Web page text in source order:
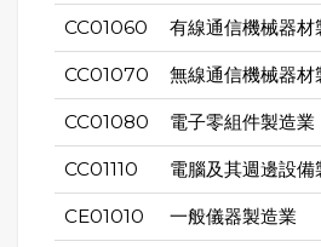
CC01060 有線通信機械器材
CC01070 無線通信機械器材
CC01080 電子零組件製造業
CC01110 電腦及其週邊設備
CE01010 一般儀器製造業